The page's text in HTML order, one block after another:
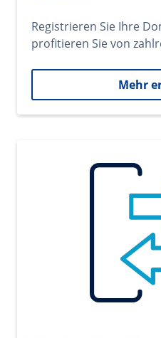
Registrieren Sie Ihre
profitieren Sie von
Mehr